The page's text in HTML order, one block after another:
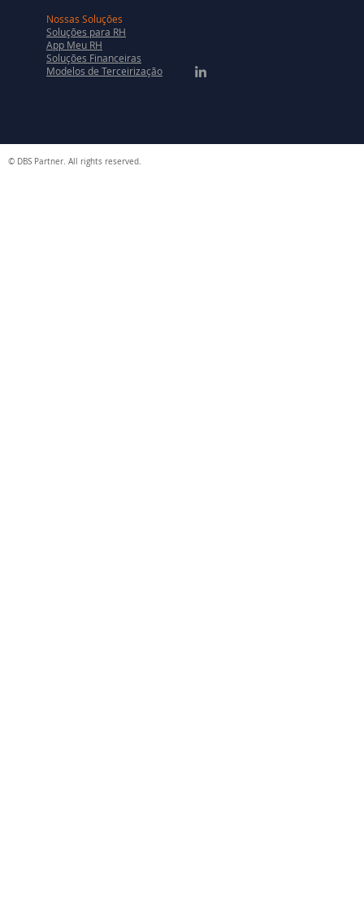
Nossas Soluções
Soluções para RH
App Meu RH
Soluções Financeiras
Modelos de Terceirização
© DBS Partner. All rights reserved.